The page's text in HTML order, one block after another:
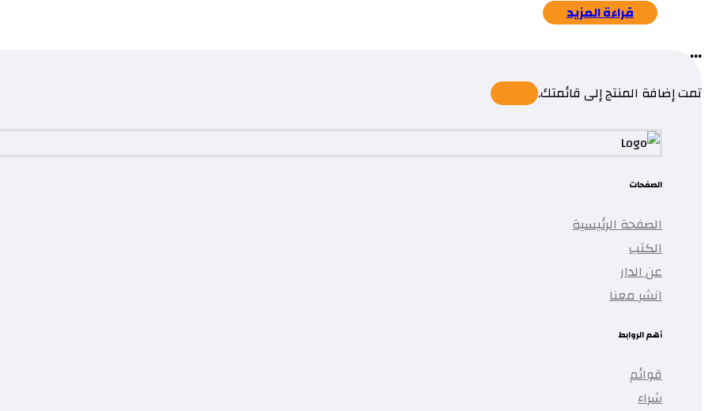
قراءة المزيد
...
تمت إضافة المنتج إلى قائمتك.
الصفحات
الصفحة الرئيسية
الكتب
عن الدار
انشر معنا
أهم الروابط
قوائم
شراء